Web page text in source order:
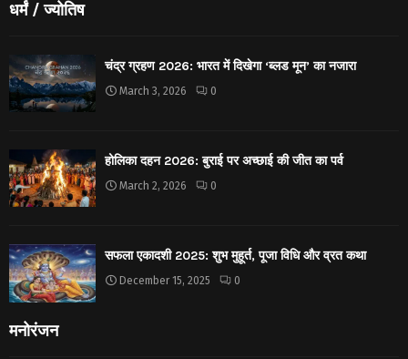
धर्मं / ज्योतिष
चंद्र ग्रहण 2026: भारत में दिखेगा ‘ब्लड मून’ का नजारा
March 3, 2026 0
होलिका दहन 2026: बुराई पर अच्छाई की जीत का पर्व
March 2, 2026 0
सफला एकादशी 2025: शुभ मुहूर्त, पूजा विधि और व्रत कथा
December 15, 2025 0
मनोरंजन